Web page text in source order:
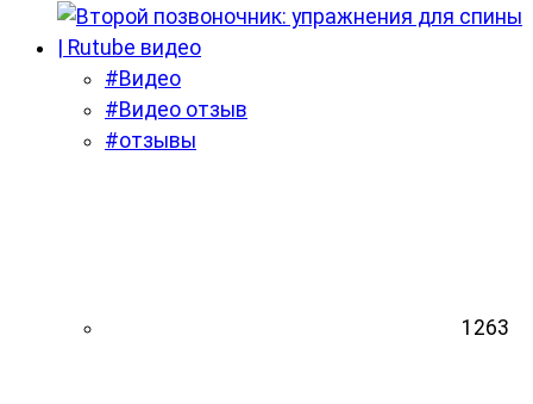
#Видео
#Видео отзыв
#отзывы
1263